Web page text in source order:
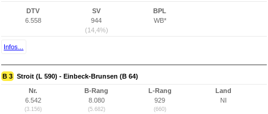
DTV
6.558
SV
944
(14,4%)
BPL
WB*
Infos...
B 3 Stroit (L 590) - Einbeck-Brunsen (B 64)
Nr.
6.542
(3.156)
B-Rang
8.080
(5.682)
L-Rang
929
(660)
Land
NI